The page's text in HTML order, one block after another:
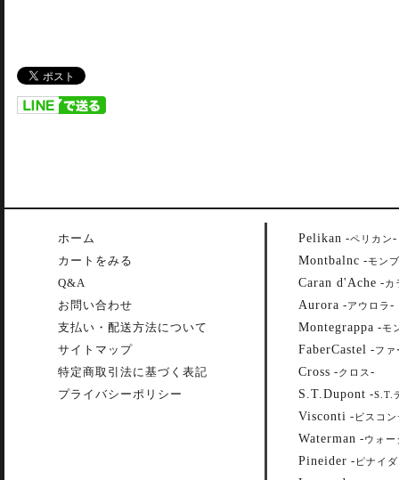
ホーム
カートをみる
Q&A
お問い合わせ
支払い・配送方法について
サイトマップ
特定商取引法に基づく表記
プライバシーポリシー
Pelikan -ペリカン-
Montbalnc -モン
Caran d'Ache -カ
Aurora -アウロラ -
Montegrappa -モ
FaberCastel -ファ
Cross -クロス -
S.T.Dupont -S.T.
Visconti - ビスコ
Waterman -ウォー
Pineider - ピナイ